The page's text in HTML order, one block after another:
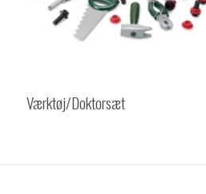
Værktøj/Doktorsæt